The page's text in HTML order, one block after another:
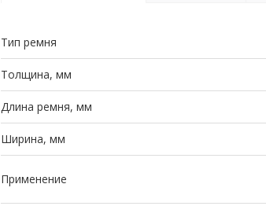
Тип ремня
Толщина, мм
Длина ремня, мм
Ширина, мм
Применение